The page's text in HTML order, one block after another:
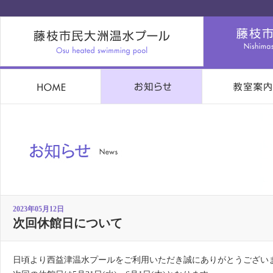
2023年05月12日
次回休館日について
日頃より西益津温水プールをご利用いただき誠にありがとうござい